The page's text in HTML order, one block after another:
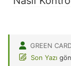
GREEN
Son Yazı